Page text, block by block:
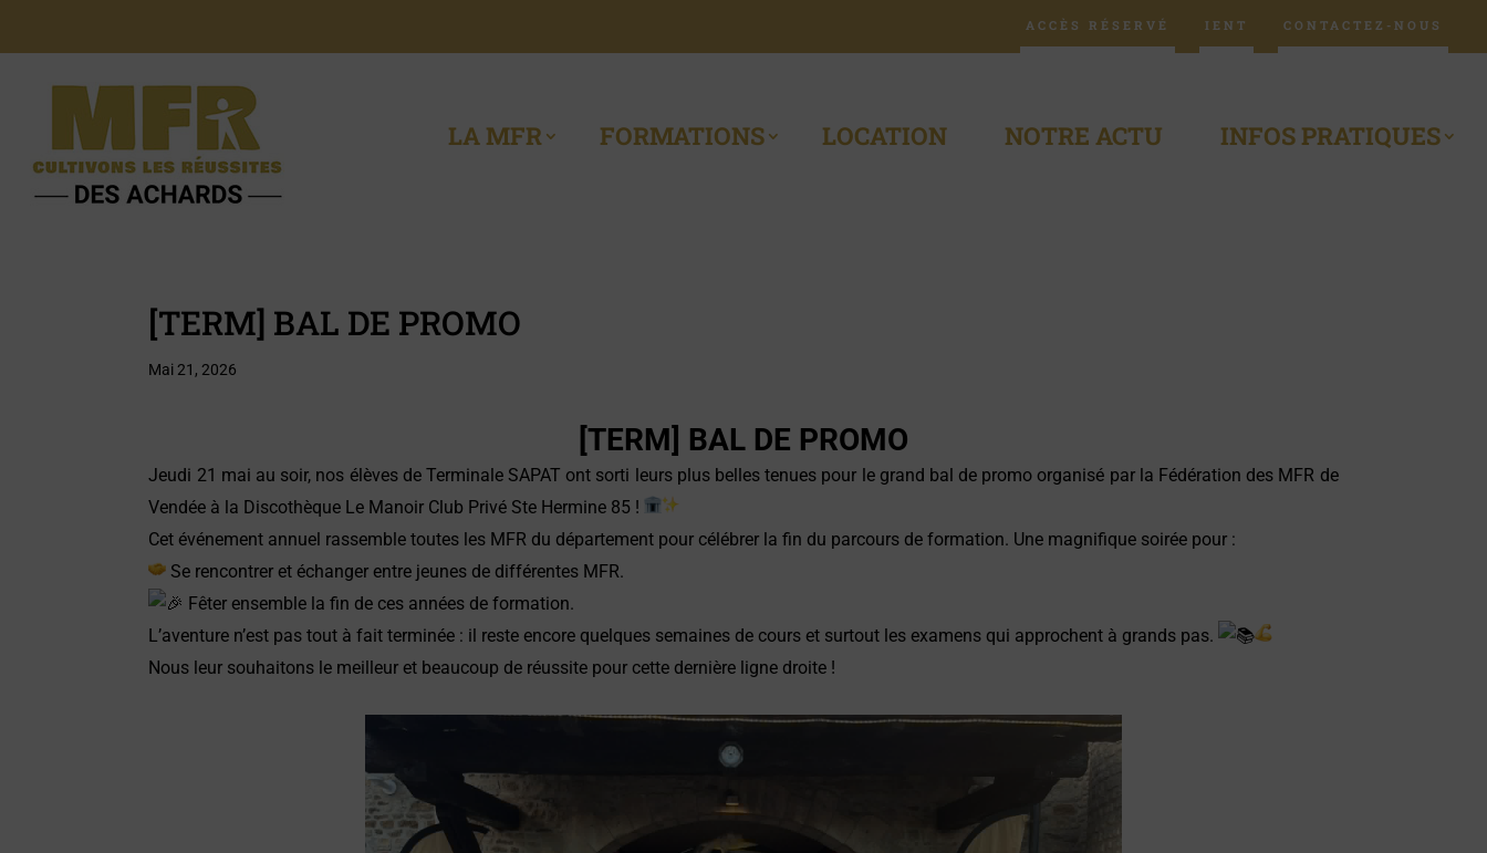
ACCÈS RÉSERVÉ IENT CONTACTEZ-NOUS
LA MFR FORMATIONS LOCATION NOTRE ACTU INFOS PRATIQUES
[TERM] BAL DE PROMO
Mai 21, 2026
[TERM] BAL DE PROMO
Jeudi 21 mai au soir, nos élèves de Terminale SAPAT ont sorti leurs plus belles tenues pour le grand bal de promo organisé par la Fédération des MFR de
Vendée à la Discothèque Le Manoir Club Privé Ste Hermine 85 !
Cet événement annuel rassemble toutes les MFR du département pour célébrer la fin du parcours de formation. Une magnifique soirée pour :
Se rencontrer et échanger entre jeunes de différentes MFR.
Fêter ensemble la fin de ces années de formation.
L’aventure n’est pas tout à fait terminée : il reste encore quelques semaines de cours et surtout les examens qui approchent à grands pas.
Nous leur souhaitons le meilleur et beaucoup de réussite pour cette dernière ligne droite !